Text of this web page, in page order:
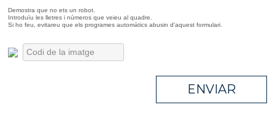
Demostra que no ets un robot.
Introduïu les lletres i números que veieu al quadre.
Si ho feu, evitareu que els programes automàtics abusin d'aquest formulari.
ENVIAR